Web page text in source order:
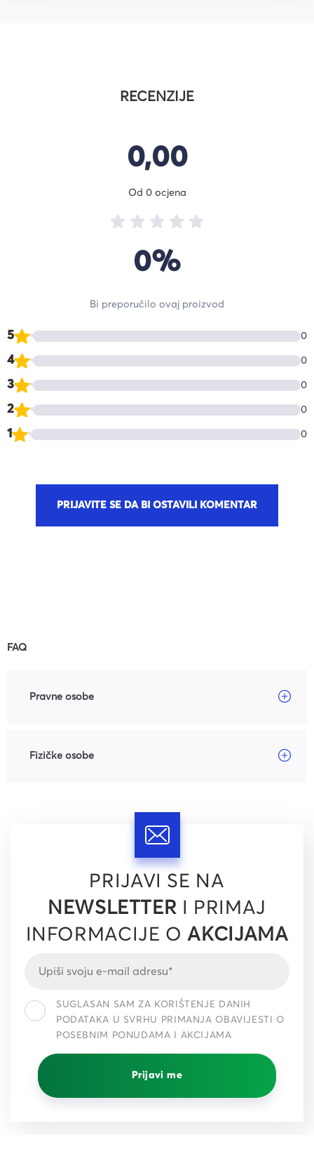
RECENZIJE
5 0
4 0
3 0
2 0
1 0
0,00
Od 0 ocjena
0%
Bi preporučilo ovaj proizvod
PRIJAVITE SE DA BI OSTAVILI KOMENTAR
FAQ
Pravne osobe
Fizičke osobe
PRIJAVI SE NA
NEWSLETTER I PRIMAJ
INFORMACIJE OAKCIJAMA
SUGLASAN SAM ZA KORIŠTENJE DANIH
PODATAKA U SVRHU PRIMANJA OBAVIJESTI O
POSEBNIM PONUDAMA I AKCIJAMA
Prijavi me